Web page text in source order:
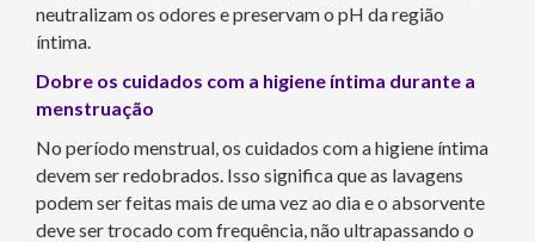
neutralizam os odores e preservam o pH da região
íntima.
Dobre os cuidados com a higiene íntima durante a
menstruação
No período menstrual, os cuidados com a higiene íntima
devem ser redobrados. Isso significa que as lavagens
podem ser feitas mais de uma vez ao dia e o absorvente
deve ser trocado com frequência, não ultrapassando o